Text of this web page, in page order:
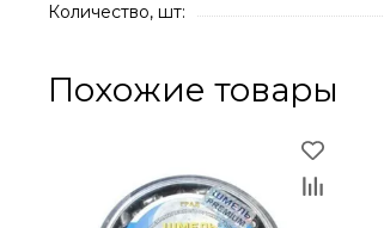
Количество, шт:
Похожие товары